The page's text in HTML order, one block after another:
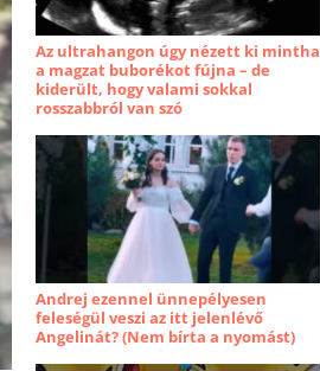
Az ultrahangon úgy nézett ki mintha
a magzat buborékot fújna – de
kiderült, hogy valami sokkal
rosszabbról van szó
Andrej ezennel ünnepélyesen
feleségül veszi az itt jelenlévő
Angelinát? (Nem bírta a nyomást)